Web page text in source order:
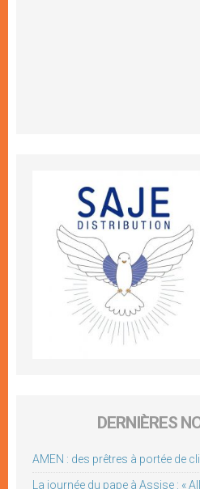
DERNIÈRES
AMEN : des prêtres à portée de
La journée du pape à Assise : «